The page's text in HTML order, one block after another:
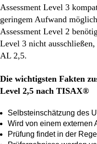
Assessment Level 3
geringem Aufwand
Assessment Level 2
Level 3 nicht
AL 2,5.
Die wichtigsten Fakten
Level 2,5 nach TISAX®
Selbsteinschätzung des
Wird von einem externen
Prüfung findet in der